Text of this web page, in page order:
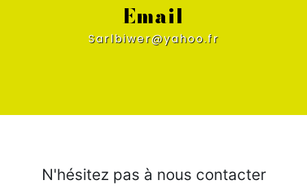
Email
sarlbiwer@yahoo.fr
N'hésitez pas à nous contacter